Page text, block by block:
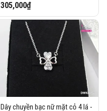
305,000₫
Dây chuyền bạc nữ mặt cỏ 4 lá -